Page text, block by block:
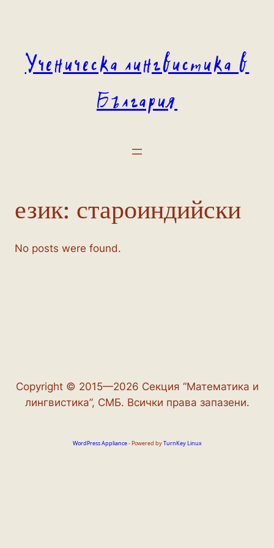
Ученическа лингвистика в
България
език: староиндийски
No posts were found.
Copyright © 2015—2026 Секция “Математика и
лингвистика”, СМБ. Всички права запазени.
WordPress Appliance- Powered byTurnKey Linux